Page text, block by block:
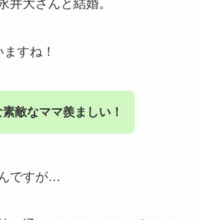
井大さんと結婚。
すね！
敵なママ羨ましい！
ですが…